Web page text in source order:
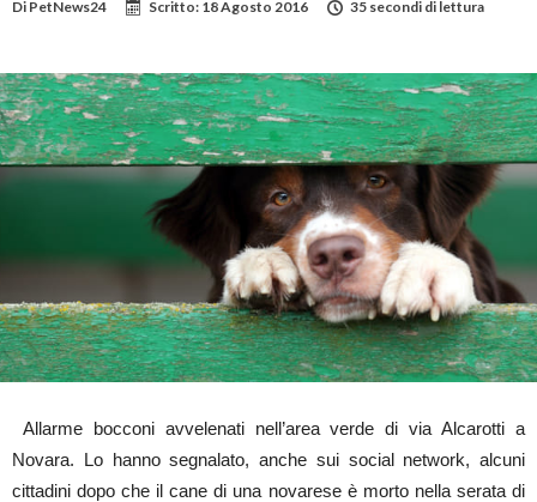
Di PetNews24 Scritto: 18 Agosto 2016 35 secondi di lettura
Allarme bocconi avvelenati nell’area verde di via Alcarotti a
Novara. Lo hanno segnalato, anche sui social network, alcuni
cittadini dopo che il cane di una novarese è morto nella serata di